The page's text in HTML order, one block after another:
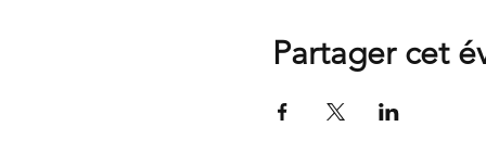
Partager cet